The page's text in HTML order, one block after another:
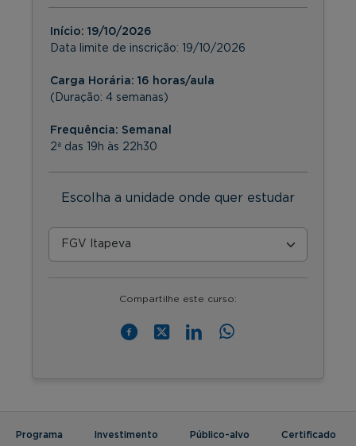
Início: 19/10/2026
Data limite de inscrição: 19/10/2026
Carga Horária: 16 horas/aula
(Duração: 4 semanas)
Frequência: Semanal
2ª das 19h às 22h30
Escolha a unidade onde quer estudar
Compartilhe este curso:
Programa Investimento Público-alvo Certificado